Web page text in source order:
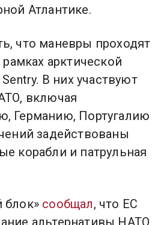
Атлантике.
что маневры проходят
арктической
В них участвуют
включая
Германию, Португалию
задействованы
корабли и патрульная
блок» сообщал, что ЕС